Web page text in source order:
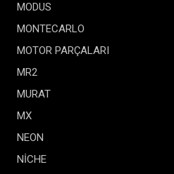
MODUS
MONTECARLO
MOTOR PARÇALARI
MR2
MURAT
MX
NEON
NİCHE